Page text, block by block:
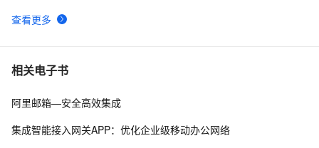
查看更多
相关电子书
阿里邮箱—安全高效集成
集成智能接入网关APP：优化企业级移动办公网络